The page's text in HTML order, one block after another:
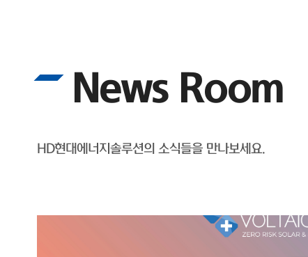
News Room
HD현대에너지솔루션의 소식들을 만나보세요.